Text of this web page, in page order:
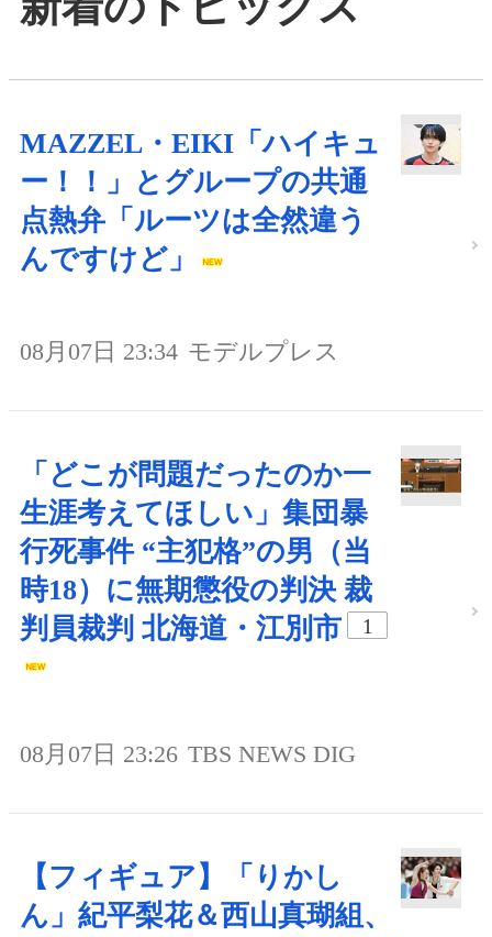
MAZZEL・EIKI「ハイキュ
ー！！」とグループの共通
点熱弁「ルーツは全然違う
んですけど」
08月07日 23:34 モデルプレス
「どこが問題だったのか一
生涯考えてほしい」集団暴
行死事件 “主犯格”の男（当
時18）に無期懲役の判決 裁
判員裁判 北海道・江別市
1
08月07日 23:26 TBS NEWS DIG
【フィギュア】「りかし
ん」紀平梨花＆西山真瑚組、